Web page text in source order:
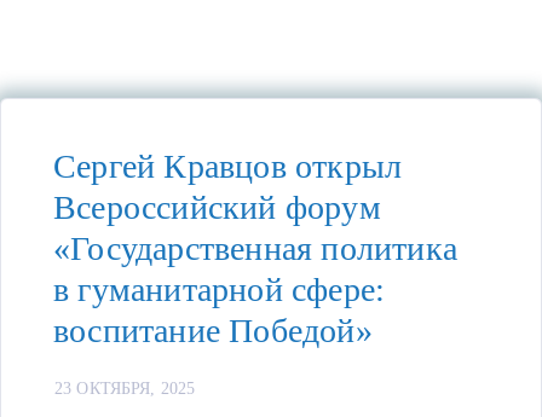
Сергей Кравцов открыл
Всероссийский форум
«Государственная политика
в гуманитарной сфере:
воспитание Победой»
23 ОКТЯБРЯ, 2025